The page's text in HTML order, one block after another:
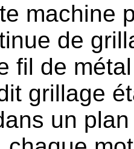
machine
de
fil de
grillage
un